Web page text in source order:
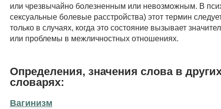
или чрезвычайно болезненным или невозможным. В
сексуальные болевые расстройства) этот термин
только в случаях, когда это состояние вызывает
или проблемы в межличностных отношениях.
Определения, значения слова в
словарях:
Вагинизм